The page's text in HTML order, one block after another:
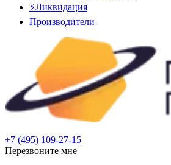
⚡Ликвидация
Производители
+7 (495) 109-27-15
Перезвоните мне